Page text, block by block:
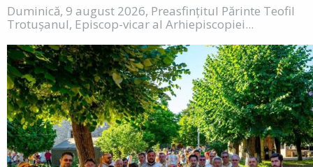
Duminică, 9 august 2026, Preasfințitul Părinte Teofil
Trotușanul, Episcop-vicar al Arhiepiscopiei...